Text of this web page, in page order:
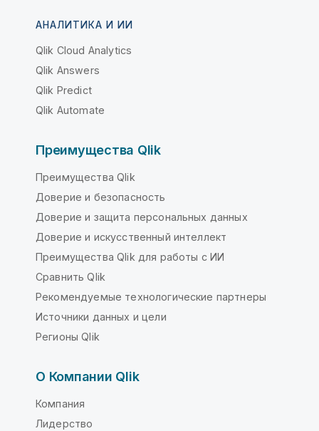
АНАЛИТИКА И ИИ
Qlik Cloud Analytics
Qlik Answers
Qlik Predict
Qlik Automate
Преимущества Qlik
Преимущества Qlik
Доверие и безопасность
Доверие и защита персональных данных
Доверие и искусственный интеллект
Преимущества Qlik для работы с ИИ
Сравнить Qlik
Рекомендуемые технологические партнеры
Источники данных и цели
Регионы Qlik
О Компании Qlik
Компания
Лидерство